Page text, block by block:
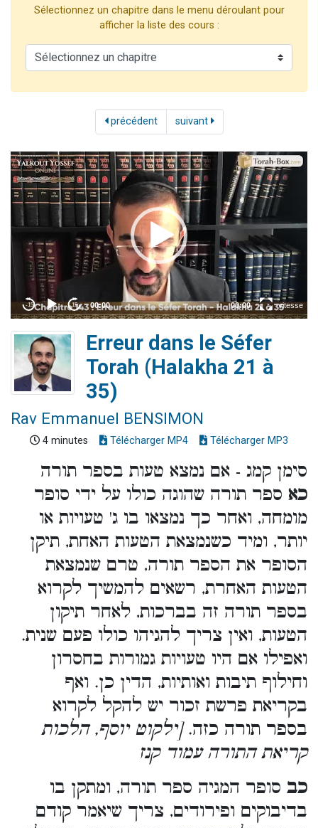
Il reste 49 places pour étudier en groupe sur Zoom
Sélectionnez un chapitre dans le menu déroulant pour
afficher la liste des cours :
précédent suivant
Erreur dans le Séfer
Torah (Halakha 21 à
35)
Rav Emmanuel BENSIMON
4 minutes Télécharger MP4 Télécharger MP3
סימן קמג - אם נמצא טעות בספר תורה
כא ספר תורה שהוגה כולו על ידי סופר
מומחה, ואחר כך נמצאו בו ג' טעויות או
יותר, ומיד כשנמצאת הטעות האחת, תיקן
הסופר את הספר תורה, טרם שנמצאת
הטעות האחרת, רשאים להמשיך לקרוא
בספר תורה זה בברכות, לאחר תיקון
הטעות, ואין צריך להגיהו כולו פעם שנית.
ואפילו אם היו טעויות גמורות בחסרון
וחילוף תיבות ואותיות, הדין כן. ואף
בקריאת פרשת זכור יש להקל לקרוא
בספר תורה כזה.[ילקוט יוסף, הלכות
קריאת התורה עמוד קנז
כב סופר המגיה ספר תורה, ומתקן בו
בדיבוקים ופירודים, צריך שיאמר קודם